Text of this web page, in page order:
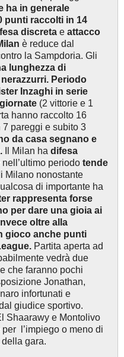
ha in generale
punti raccolti in 14
discreta e attacco
è reduce dal
la Sampdoria. Gli
lunghezza di
Periodo
Inzaghi in serie
(2 vittorie e 1
hanno raccolto 16
7 pareggi e subito 3
da casa segnano e
Il Milan ha difesa
nell’ultimo periodo tende
Milano nonostante
di importante ha
rappresenta forse
per dare una gioia ai
oltre alla
gioco anche punti
Partita aperta ad
vedrà due
che faranno pochi
Jonathan,
infortunati e
giudice sportivo.
Shaarawy e Montolivo
l’impiego o meno di
gara.